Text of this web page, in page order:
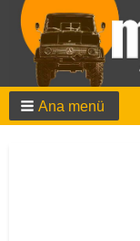
Ana menü